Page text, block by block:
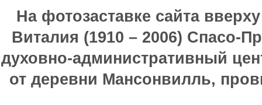
На фотозаставке сайта
Виталия (1910 – 2006) Спасо-
духовно-административный
от деревни Мансонвилль,